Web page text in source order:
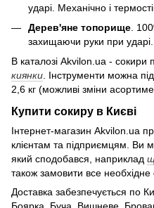
ударі. Механічно і
Дерев'яне топорище .
захищаючи руки при ударі.
В каталозі Akvilon.ua - сокири
киянки. Інструменти можна
2,6 кг (можливі зміни
Купити сокиру в Києві
Інтернет-магазин Akvilon.ua
клієнтам та підприємцям. Ви
який сподобався, наприклад
також замовити все
Доставка забезпечується по